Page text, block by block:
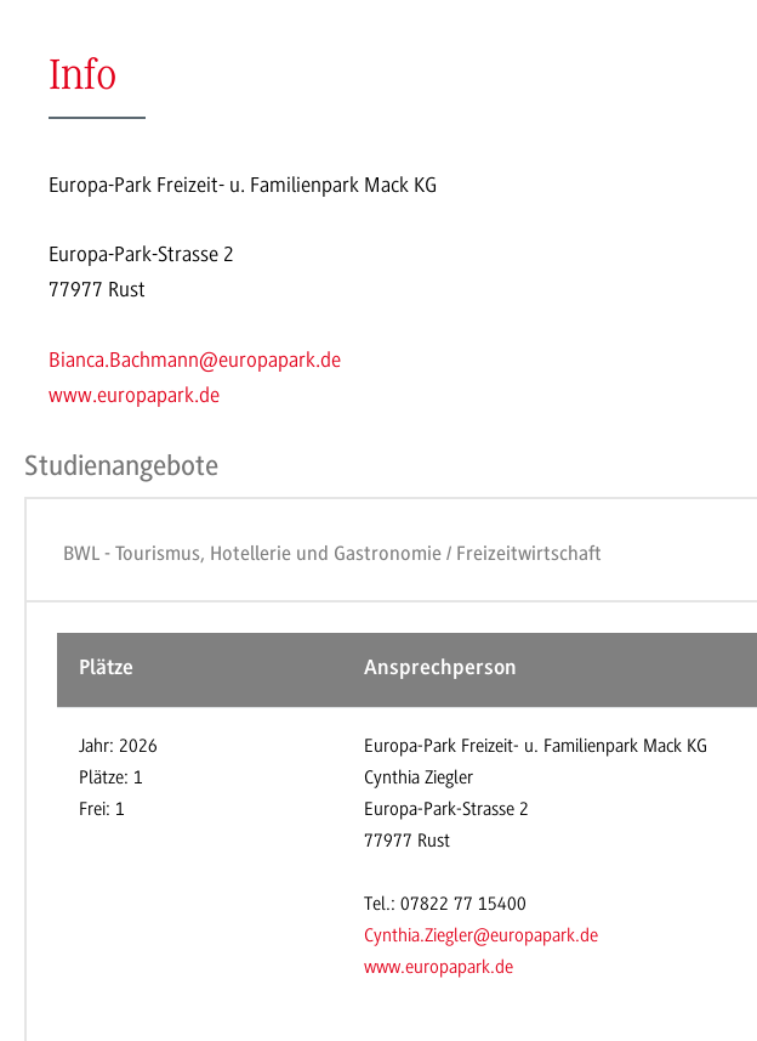
Info
Europa-Park Freizeit- u. Familienpark Mack KG
Europa-Park-Strasse 2
77977 Rust
Bianca.Bachmann@europapark.de
www.europapark.de
Studienangebote
BWL - Tourismus, Hotellerie und Gastronomie / Freizeitwirtschaft
Plätze Ansprechperson
Jahr: 2026
Plätze: 1
Frei: 1
Europa-Park Freizeit- u. Familienpark Mack KG
Cynthia Ziegler
Europa-Park-Strasse 2
77977 Rust
Tel.: 07822 77 15400
Cynthia.Ziegler@europapark.de
www.europapark.de